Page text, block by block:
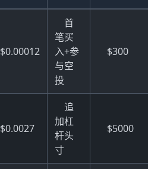
$0.00012
首
笔买
入+参
与空
投
$300
$0.0027
追
加杠
杆头
寸
$5000